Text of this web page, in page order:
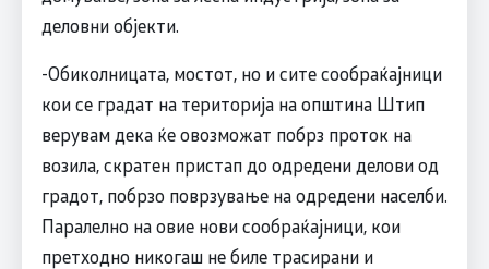
деловни објекти.
-Обиколницата, мостот, но и сите сообраќајници
кои се градат на територија на општина Штип
верувам дека ќе овозможат побрз проток на
возила, скратен пристап до одредени делови од
градот, побрзо поврзување на одредени населби.
Паралелно на овие нови сообраќајници, кои
претходно никогаш не биле трасирани и